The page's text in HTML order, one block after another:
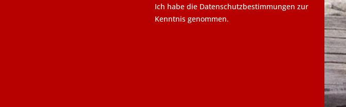
Ich habe die Datenschutzbestimmungen zur
Kenntnis genommen.